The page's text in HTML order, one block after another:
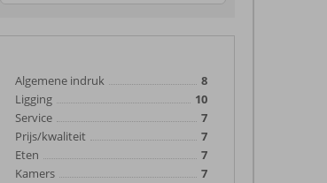
Algemene indruk
8
Ligging
10
Service
7
Prijs/kwaliteit
7
Eten
7
Kamers
7